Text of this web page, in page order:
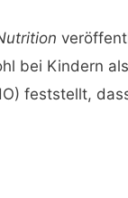
bei Kindern
feststellt,